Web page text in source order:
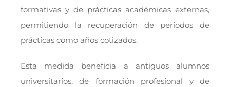
formativas y de prácticas académicas externas,
permitiendo la recuperación de periodos de
prácticas como años cotizados.
Esta medida beneficia a antiguos alumnos
universitarios, de formación profesional y de